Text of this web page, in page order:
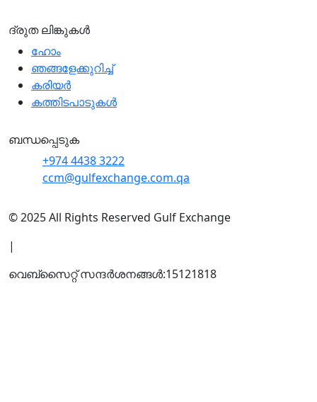
ദ്രുത ലിങ്കുകൾ
ഹോം
ഞങ്ങളേക്കുറിച്ച്
കരിയർ
കത്തിടപാടുകൾ
ബന്ധപ്പെടുക
+974 4438 3222
ccm@gulfexchange.com.qa
© 2025 All Rights Reserved Gulf Exchange
|
വെബ്സൈറ്റ് സന്ദര്‍ശനങ്ങള്‍:15121818